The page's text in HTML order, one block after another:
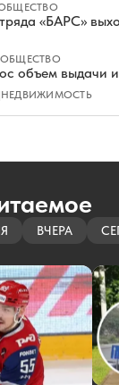
«БАРС»
ОБЩЕСТВО
объем выдачи
НЕДВИЖИМОСТЬ
ВЧЕРА